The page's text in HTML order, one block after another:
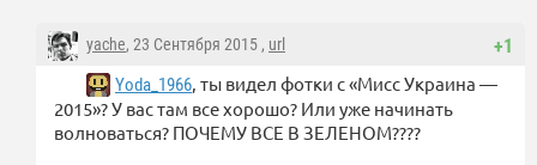
+1
yache, 23 Сентября 2015 , url
Yoda_1966, ты видел фотки с «Мисс Украина —
2015»? У вас там все хорошо? Или уже начинать
волноваться? ПОЧЕМУ ВСЕ В ЗЕЛЕНОМ????